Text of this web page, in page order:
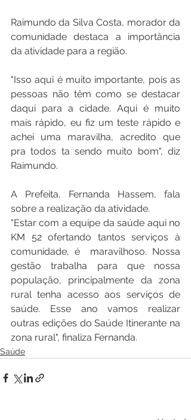
Raimundo da Silva Costa, morador da
comunidade destaca a importância
da atividade para a região.
"Isso aqui é muito importante, pois as
pessoas não têm como se destacar
daqui para a cidade. Aqui é muito
mais rápido, eu fiz um teste rápido e
achei uma maravilha, acredito que
pra todos ta sendo muito bom", diz
Raimundo.
A Prefeita, Fernanda Hassem, fala
sobre a realização da atividade.
"Estar com a equipe da saúde aqui no
KM 52 ofertando tantos serviços à
comunidade, é  maravilhoso. Nossa
gestão trabalha para que nossa
população, principalmente da zona
rural tenha acesso aos serviços de
saúde. Esse ano vamos realizar
outras edições do Saúde Itinerante na
zona rural", finaliza Fernanda.
Saúde